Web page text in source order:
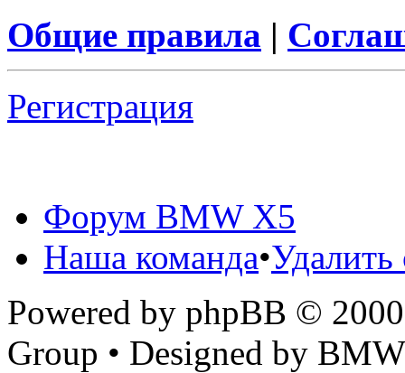
Общие правила |
Регистрация
Форум BMW X5
Наша команда•
Powered by phpBB ©
Group • Designed by